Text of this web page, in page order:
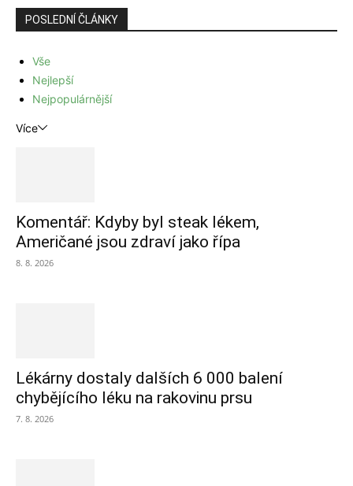
POSLEDNÍ ČLÁNKY
Vše
Nejlepší
Nejpopulárnější
Více
Komentář: Kdyby byl steak lékem,
Američané jsou zdraví jako řípa
8. 8. 2026
Lékárny dostaly dalších 6 000 balení
chybějícího léku na rakovinu prsu
7. 8. 2026